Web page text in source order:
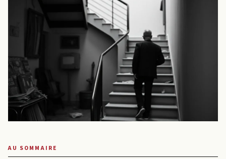
AU SOMMAIRE